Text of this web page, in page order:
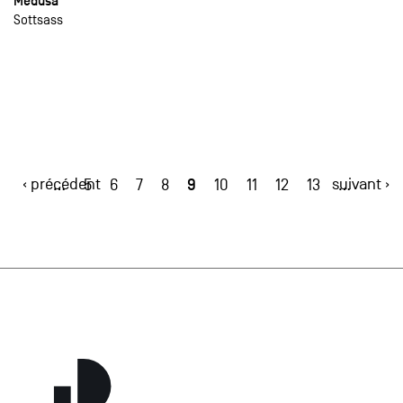
Sottsass
‹ précédent
… 5 6 7 8 9 10 11 12 13 …
suivant ›